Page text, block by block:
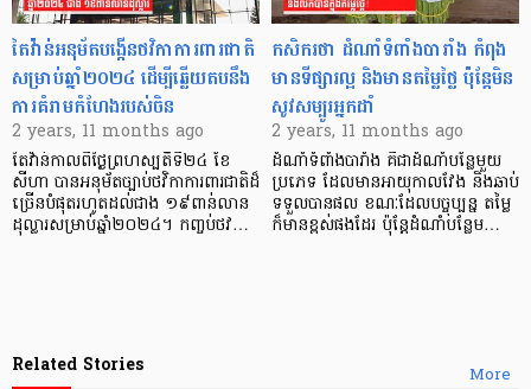
តៃវ៉ាន់អនុម័តបង្កើនថវិកាការពារជាតិ
សម្រាប់ឆ្នាំ២០២៤ ដើម្បីឆ្លើយតបនឹង
ការគំរាមកំហែងរបស់ចិន
2 years, 11 months ago
តៃវ៉ាន់កាលពីថ្ងៃព្រហស្បតិ៍ទី២៤ ខែ
សីហា បានអនុម័តច្បាប់ថវិកាការពារជាតិដ៏
ច្រើនបំផុតរហូតដល់ជាង ១៩ពាន់លាន
ដុល្លារសម្រាប់ឆ្នាំ២០២៤។ កញ្ចប់ថវ…
កសិករថា ដំណាំទំពាំងបារាំង កំពុង
មានទីផ្សារល្អ និងមានតម្លៃថ្លៃ ប៉ុន្ដែមិន
សូវសម្បូរអ្នកដាំ
2 years, 11 months ago
ដំណាំទំពាំងបារាំង គឺជាដំណាំបន្លែមួយ
ប្រភេទ ដែលមានអាយុកាលវែង និងឆាប់
ទទួលបានផល ខណៈដែលបច្ចុប្បន្ន តម្លៃ
ក៏មានខ្ពស់ផងដែរ ប៉ុន្តែដំណាំបន្លែម…
More
Related Stories